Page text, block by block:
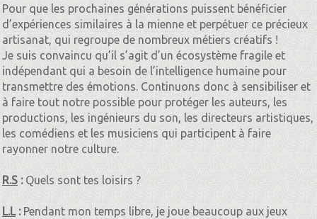
Pour que les prochaines générations puissent bénéficier
d’expériences similaires à la mienne et perpétuer ce précieux
artisanat, qui regroupe de nombreux métiers créatifs !
Je suis convaincu qu’il s’agit d’un écosystème fragile et
indépendant qui a besoin de l’intelligence humaine pour
transmettre des émotions. Continuons donc à sensibiliser et
à faire tout notre possible pour protéger les auteurs, les
productions, les ingénieurs du son, les directeurs artistiques,
les comédiens et les musiciens qui participent à faire
rayonner notre culture.
R.S:Quels sont tes loisirs ?
L.L:Pendant mon temps libre, je joue beaucoup aux jeux